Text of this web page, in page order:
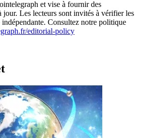
et vise à fournir des
jour. Les lecteurs sont invités à vérifier les
Consultez notre politique
editorial-policy